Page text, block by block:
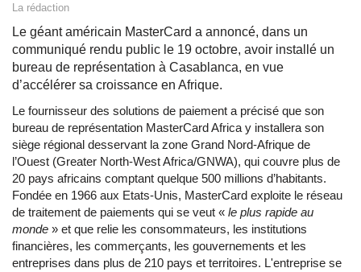
La rédaction
Le géant américain MasterCard a annoncé, dans un
communiqué rendu public le 19 octobre, avoir installé un
bureau de représentation à Casablanca, en vue
d’accélérer sa croissance en Afrique.
Le fournisseur des solutions de paiement a précisé que son
bureau de représentation MasterCard Africa y installera son
siège régional desservant la zone Grand Nord-Afrique de
l’Ouest (Greater North-West Africa/GNWA), qui couvre plus de
20 pays africains comptant quelque 500 millions d’habitants.
Fondée en 1966 aux Etats-Unis, MasterCard exploite le réseau
de traitement de paiements qui se veut « le plus rapide au
monde » et que relie les consommateurs, les institutions
financières, les commerçants, les gouvernements et les
entreprises dans plus de 210 pays et territoires. L'entreprise se